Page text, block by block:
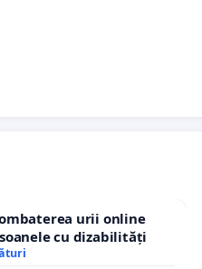
urii online
cu dizabilități